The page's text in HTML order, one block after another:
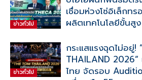
ข่าวทั่วไป
เชื่อมห่วงโซ่อิเล็กท
ผลิตเทคโนโลยีขั้นสูง
ข่าวทั่วไป
กระแสแรงฉุดไม่อยู่!
THAILAND
ไทย จัดรอบ